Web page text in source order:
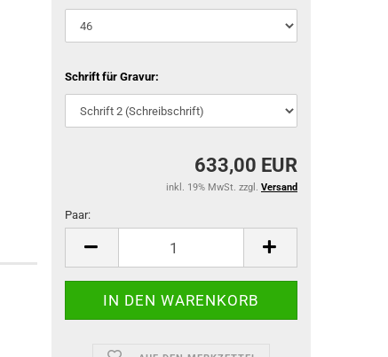
Schrift für Gravur:
633,00 EUR
inkl. 19% MwSt. zzgl. Versand
Paar:
Paar